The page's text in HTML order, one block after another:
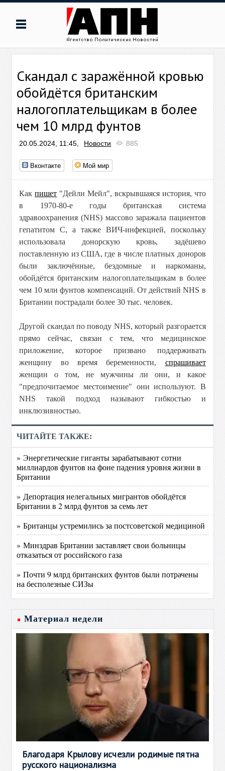
Скандал с заражённой кровью
обойдётся британским
налогоплательщикам в более
чем 10 млрд фунтов
20.05.2024, 11:45, Новости 885
Вконтакте Мой мир
Какпишет "Дейли Мейл", вскрывшаяся история, что
в 1970-80-е годы британская система
здравоохранения (NHS) массово заражала пациентов
гепатитом С, а также ВИЧ-инфекцией, поскольку
использовала донорскую кровь, задёшево
поставленную из США, где в числе платных доноров
были заключённые, бездомные и наркоманы,
обойдётся британским налогоплательщикам в более
чем 10 млн фунтов компенсаций. От действий NHS в
Британии пострадали более 30 тыс. человек.
Другой скандал по поводу NHS, который разгорается
прямо сейчас, связан с тем, что медицинское
приложение, которое призвано поддерживать
женщину во время беременности, спрашивает
женщин о том, не мужчины ли они, и какое
"предпочитаемое местоимение" они используют. В
NHS такой подход называют гибкостью и
инклюзивностью.
ЧИТАЙТЕ ТАКЖЕ:
» Энергетические гиганты зарабатывают сотни
миллиардов фунтов на фоне падения уровня жизни в
Британии
» Депортация нелегальных мигрантов обойдётся
Британии в 2 млрд фунтов за семь лет
» Британцы устремились за постсоветской медициной
» Минздрав Британии заставляет свои больницы
отказаться от российского газа
» Почти 9 млрд британских фунтов были потрачены
на бесполезные СИЗы
Материал недели
Благодаря Крылову исчезли родимые пятна
русского национализма